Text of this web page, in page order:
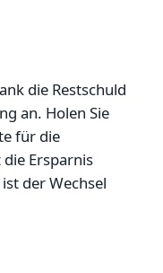
die Restschuld
an. Holen Sie
für die
Ersparnis
der Wechsel